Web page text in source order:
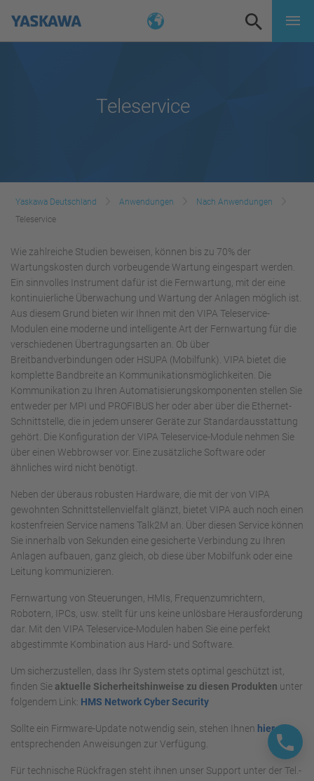
Teleservice
Yaskawa Deutschland Anwendungen
Nach Anwendungen
Teleservice
Wie zahlreiche Studien beweisen, können bis zu 70% der
Wartungskosten durch vorbeugende Wartung eingespart werden.
Ein sinnvolles Instrument dafür ist die Fernwartung, mit der eine
kontinuierliche Überwachung und Wartung der Anlagen möglich ist.
Aus diesem Grund bieten wir Ihnen mit den VIPA Teleservice-
Modulen eine moderne und intelligente Art der Fernwartung für die
verschiedenen Übertragungsarten an. Ob über
Breitbandverbindungen oder HSUPA (Mobilfunk). VIPA bietet die
komplette Bandbreite an Kommunikationsmöglichkeiten. Die
Kommunikation zu Ihren Automatisierungskomponenten stellen Sie
entweder per MPI und PROFIBUS her oder aber über die Ethernet-
Schnittstelle, die in jedem unserer Geräte zur Standardausstattung
gehört. Die Konfiguration der VIPA Teleservice-Module nehmen Sie
über einen Webbrowser vor. Eine zusätzliche Software oder
ähnliches wird nicht benötigt.
Neben der überaus robusten Hardware, die mit der von VIPA
gewohnten Schnittstellenvielfalt glänzt, bietet VIPA auch noch einen
kostenfreien Service namens Talk2M an. Über diesen Service können
Sie innerhalb von Sekunden eine gesicherte Verbindung zu Ihren
Anlagen aufbauen, ganz gleich, ob diese über Mobilfunk oder eine
Leitung kommunizieren.
Fernwartung von Steuerungen, HMIs, Frequenzumrichtern,
Robotern, IPCs, usw. stellt für uns keine unlösbare Herausforderung
dar. Mit den VIPA Teleservice-Modulen haben Sie eine perfekt
abgestimmte Kombination aus Hard- und Software.
Um sicherzustellen, dass Ihr System stets optimal geschützt ist,
finden Sie aktuelle Sicherheitshinweise zu diesen Produkten unter
folgendem Link: HMS Network Cyber Security
Sollte ein Firmware-Update notwendig sein, stehen Ihnen hierdie
entsprechenden Anweisungen zur Verfügung.
Für technische Rückfragen steht ihnen unser Support unter der Tel.-